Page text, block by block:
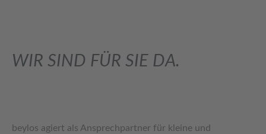
WIR SIND FÜR SIE DA.
beylos agiert als Ansprechpartner für kleine und